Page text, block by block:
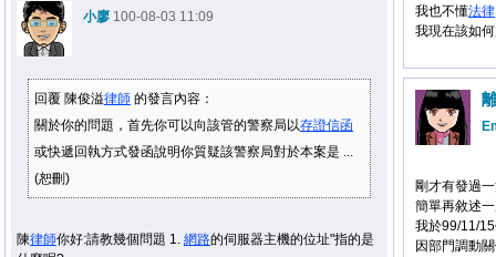
小廖 100-08-03 11:09
回覆 陳俊溢律師 的發言內容：
關於你的問題，首先你可以向該管的警察局以存證信函
或快遞回執方式發函說明你質疑該警察局對於本案是 ...
(恕刪)
陳律師你好:請教幾個問題 1. 網路的伺服器主機的位址"指的是
我也不懂法律
我現在該如
剛才有發過
簡單再敘述
我於99/11/
因部門調動